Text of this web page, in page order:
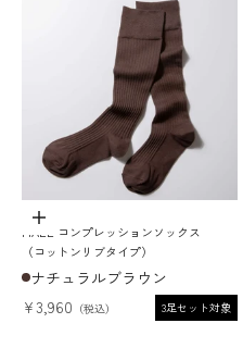
オプションを選択
MAEÉ コンプレッションソックス
（コットンリブタイプ）
ナチュラルブラウン
セール価格
¥3,960 3足セット対象